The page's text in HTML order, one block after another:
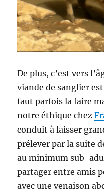
De plus, c’est vers
viande de sanglier
faut parfois la faire
notre éthique chez
conduit à laisser
prélever par la suite
au minimum sub-
partager entre amis
avec une venaison